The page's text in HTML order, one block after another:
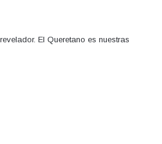
El Queretano es nuestras